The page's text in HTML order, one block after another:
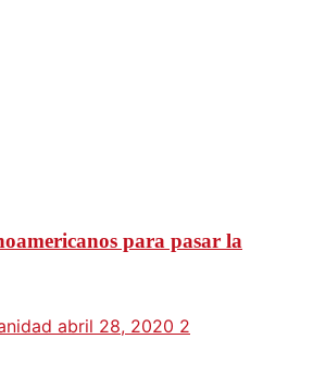
para pasar la
abril 28, 2020 2